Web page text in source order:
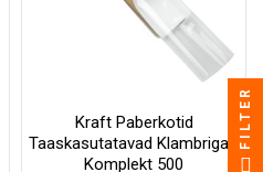
Kraft Paberkotid
Taaskasutatavad Klambriga -
Komplekt 500
FILTER